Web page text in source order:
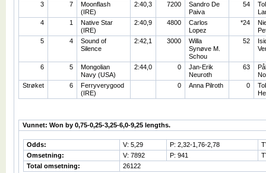
3
7
Moonflash
(IRE)
2:40,3 7200
Sandro De
Paiva
54
4
1
Native Star
(IRE)
2:40,9 4800
Carlos
Lopez
*24
5
4
Sound of
Silence
2:42,1 3000
Willa
Synøve M.
Schou
52
6 5
Mongolian
Navy (USA)
2:44,0 0
Jan-Erik
Neuroth
63
Strøket
6
Ferryverygood
(IRE)
0 Anna Pilroth 0
Vunnet: Won by 0,75-0,25-3,25-6,0-9,25 lengths.
Odds: V: 5,29 P: 2,32-1,76-2,78
Omsetning:
V: 7892 P: 941
Total omsetning:
26122